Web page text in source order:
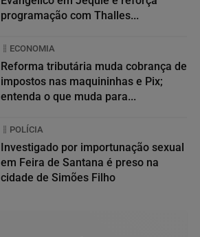
programação com Thalles...
ECONOMIA
Reforma tributária muda cobrança de
impostos nas maquininhas e Pix;
entenda o que muda para...
POLÍCIA
Investigado por importunação sexual
em Feira de Santana é preso na
cidade de Simões Filho